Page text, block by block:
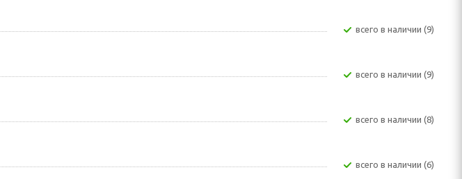
Всего в наличии (9)
Всего в наличии (9)
Всего в наличии (8)
Всего в наличии (6)